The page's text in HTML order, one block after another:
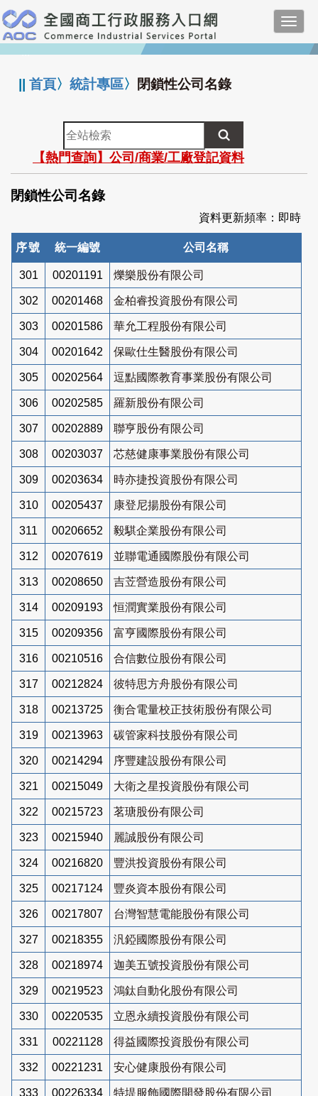
跳
到
主
要
:::
||首頁〉統計專區〉 閉鎖性公司名錄
全
站
檢
索
【熱門查詢】公司/商業/工廠登記資料
閉鎖性公司名錄
資料更新頻率：即時
序號 統一編號 公司名稱
301 00201191 爍樂股份有限公司
302 00201468 金柏睿投資股份有限公司
303 00201586 華允工程股份有限公司
304 00201642 保歐仕生醫股份有限公司
305 00202564 逗點國際教育事業股份有限公司
306 00202585 羅新股份有限公司
307 00202889 聯亨股份有限公司
308 00203037 芯慈健康事業股份有限公司
309 00203634 時亦捷投資股份有限公司
310 00205437 康登尼揚股份有限公司
311 00206652 毅騏企業股份有限公司
312 00207619 並聯電通國際股份有限公司
313 00208650 吉苙營造股份有限公司
314 00209193 恒潤實業股份有限公司
315 00209356 富亨國際股份有限公司
316 00210516 合信數位股份有限公司
317 00212824 彼特思方舟股份有限公司
318 00213725 衡合電量校正技術股份有限公司
319 00213963 碳管家科技股份有限公司
320 00214294 序豐建設股份有限公司
321 00215049 大衛之星投資股份有限公司
322 00215723 茗瑭股份有限公司
323 00215940 麗誠股份有限公司
324 00216820 豐洪投資股份有限公司
325 00217124 豐炎資本股份有限公司
326 00217807 台灣智慧電能股份有限公司
327 00218355 汎錏國際股份有限公司
328 00218974 迦美五號投資股份有限公司
329 00219523 鴻鈦自動化股份有限公司
330 00220535 立恩永續投資股份有限公司
331 00221128 得益國際投資股份有限公司
332 00221231 安心健康股份有限公司
333 00226334 特堤服飾國際開發股份有限公司